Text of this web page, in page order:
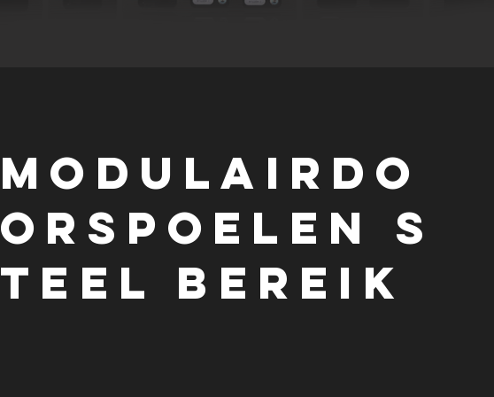
MODULAIR do
orspoelen
s
teeL BEREIK